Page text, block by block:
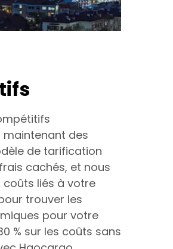
des
de tarification
cachés, et nous
liés à votre
trouver les
pour votre
% sur les coûts sans